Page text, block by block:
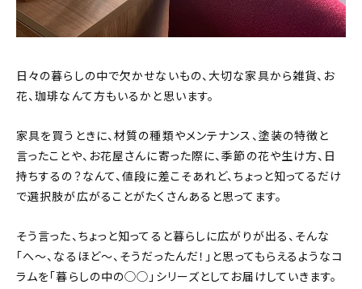
コラム
キッチン
暮らし
カテゴリー一覧
日々の暮らしの中で欠かせないもの、大切な家具から雑貨、お
花、珈琲なんて方もいるかと思います。
家具を買うときに、材質の種類やメンテナンス、塗装の特徴と
言ったことや、お花屋さんに寄った際に、季節の花や生け方、日
持ちするの？なんて、値段に差こそあれど、ちょっと知ってるだけ
で選択肢が広がることがたくさんあると思ってます。
そう言った、ちょっと知ってると暮らしに広がりが出る、そんな
「へ〜、なるほど〜、そうだったんだ！」と思ってもらえるようなコ
ラムを「暮らしの中の◯◯」シリーズとしてお届けしていきます。